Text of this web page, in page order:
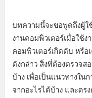
บทความนี้จะขอพูดถึงผู้ใ
งานคอมพิวเตอร์เมื่อใช้
คอมพิวเตอร์เกิดดับ หรือ
ดังกล่าว สิ่งที่ต้องตรวจ
บ้าง เพื่อเป็นแนวทางใ
จากอะไรได้บ้าง และตร